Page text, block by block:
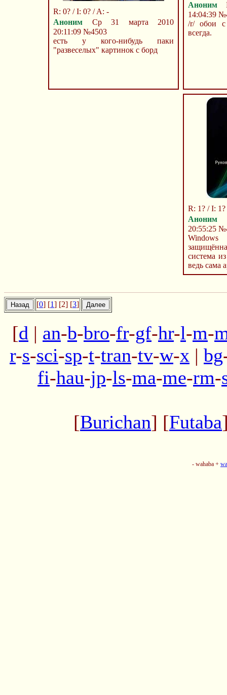
R: 0? / I: 0? / A: -
Аноним Ср 31 марта 2010
20:11:09 №4503
есть у кого-нибудь паки
"развеселых" картинок с борд
Аноним
14:04:39
/r/ обои
всегда.
R: 1? / I:
Аноним
20:55:25
система
ведь сама
[0] [1] [2] [3]
[d | an-b-bro-fr-gf-hr-l-m-
r-s-sci-sp-t-tran-tv-w-x | bg
fi-hau-jp-ls-ma-me-rm-
[Burichan] [Futaba
- wahaba +